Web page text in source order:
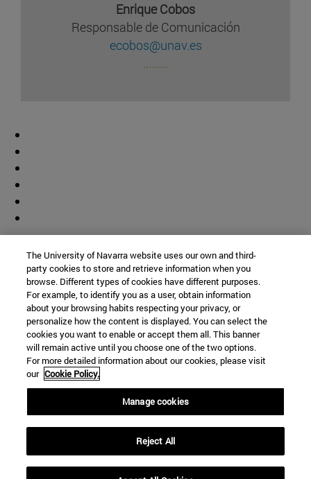
Enrique Cobos
Responsable de Comunicación
ecobos@unav.es
.........
© Universidad de Navarra
Información legal
Accesibilidad
Configuración de cookies
Localizador de campus
The University of Navarra website uses our own and third-
party cookies to store and retrieve information when you
browse. Different types of cookies have different purposes.
For example, to identify you as a user, obtain information
about your browsing habits respecting your privacy, or
personalize how the content is displayed. You can select the
cookies you want to enable or accept them all. This banner
will remain active until you choose one of the two options.
For more detailed information about our cookies, please visit
our Cookie Policy.
Manage cookies
Reject All